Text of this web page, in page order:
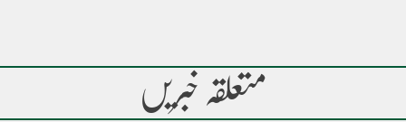
متعلقہ خبریں